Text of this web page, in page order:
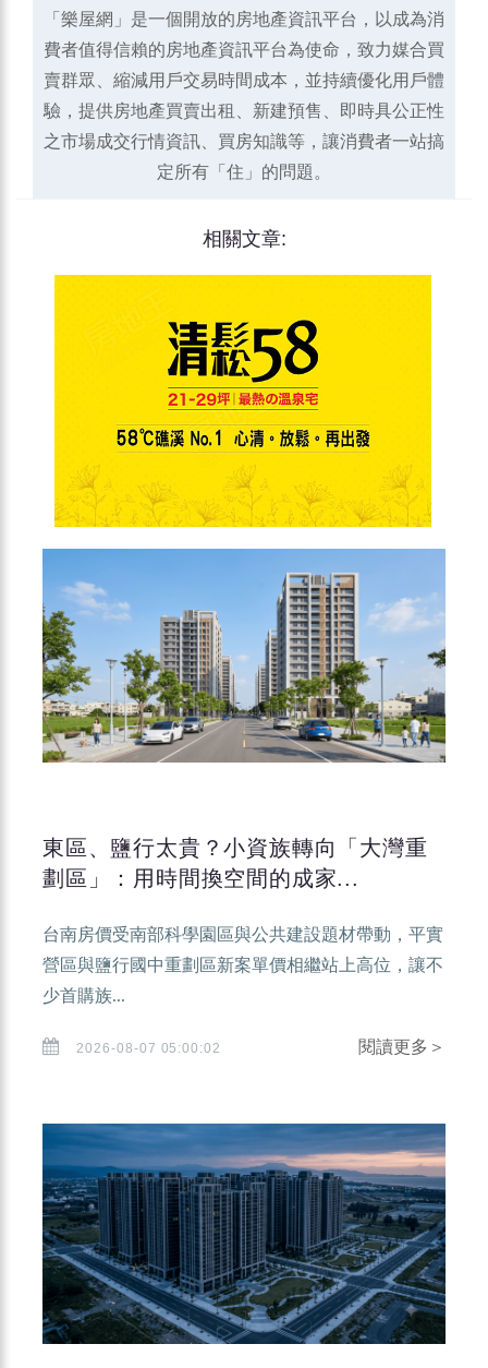
「樂屋網」是一個開放的房地產資訊平台，以成為消
費者值得信賴的房地產資訊平台為使命，致力媒合買
賣群眾、縮減用戶交易時間成本，並持續優化用戶體
驗，提供房地產買賣出租、新建預售、即時具公正性
之市場成交行情資訊、買房知識等，讓消費者一站搞
定所有「住」的問題。
相關文章:
東區、鹽行太貴？小資族轉向「大灣重
劃區」：用時間換空間的成家...
台南房價受南部科學園區與公共建設題材帶動，平實
營區與鹽行國中重劃區新案單價相繼站上高位，讓不
少首購族...
2026-08-07 05:00:02 閱讀更多＞